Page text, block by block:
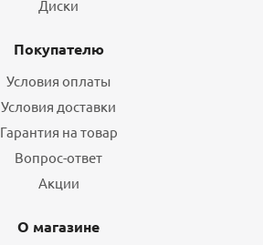
Диски
Покупателю
Условия оплаты
Условия доставки
Гарантия на товар
Вопрос-ответ
Акции
О магазине